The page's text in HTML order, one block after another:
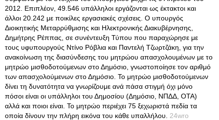
2012. Επιπλέον, 49.546 υπάλληλοι εργάζονται ως έκτακτοι και
άλλοι 20.242 με ποικίλες εργασιακές σχέσεις. Ο υπουργός
Διοικητικής Μεταρρύθμισης και Ηλεκτρονικής Διακυβέρνησης,
Δημήτρης Ρέππας, σε συνέντευξη Τύπου που παραχώρησε με
τους υφυπουργούς Ντίνο Ρόβλια και Παντελή Τζωρτζάκη, για την
ανακοίνωση της διασύνδεσης του μητρώου απασχολουμένων με το
μητρώο μισθοδοτούμενων στο Δημόσιο, γνωστοποίησε τον αριθμό
των απασχολούμενων στο Δημόσιο. Το μητρώο μισθοδοτούμενων
δίνει τη δυνατότητα να γνωρίζουμε ανά πάσα στιγμή όχι μόνο
πόσοι είναι οι υπάλληλοι του Δημοσίου (Δημόσιο, ΝΠΔΔ, ΟΤΑ)
αλλά και ποιοι είναι. Το μητρώο περιέχει 75 ξεχωριστά πεδία τα
οποία δίνουν την πλήρη εικόνα του κάθε υπαλλήλου. 24wro